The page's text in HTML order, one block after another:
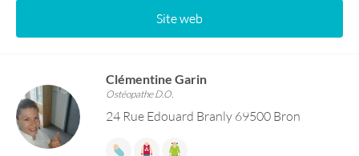
Site web
Clémentine Garin
Ostéopathe D.O.
24 Rue Edouard Branly 69500 Bron